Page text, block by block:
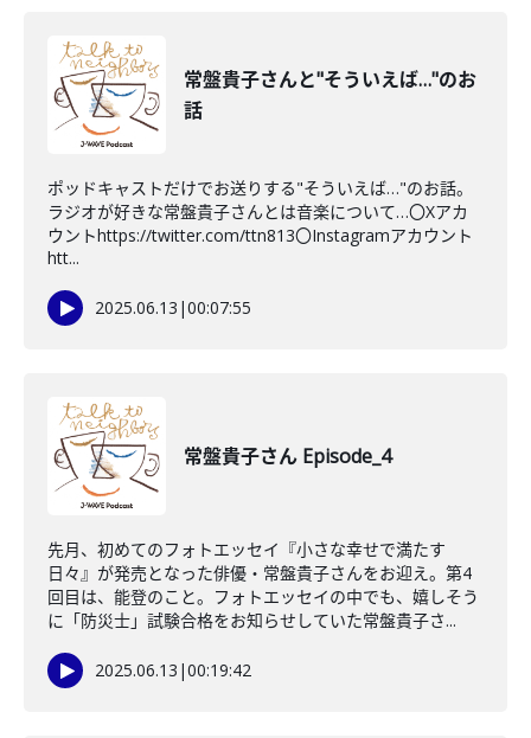
常盤貴子さんと"そういえば…"のお
話
ポッドキャストだけでお送りする"そういえば…"のお話。
ラジオが好きな常盤貴子さんとは音楽について…〇Xアカ
ウントhttps://twitter.com/ttn813〇Instagramアカウント
htt...
2025.06.13 |00:07:55
常盤貴子さん Episode_4
先月、初めてのフォトエッセイ『小さな幸せで満たす
日々』が発売となった俳優・常盤貴子さんをお迎え。第4
回目は、能登のこと。フォトエッセイの中でも、嬉しそう
に「防災士」試験合格をお知らせしていた常盤貴子さ...
2025.06.13 |00:19:42